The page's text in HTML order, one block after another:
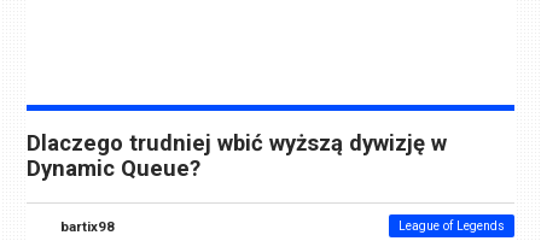
Dlaczego trudniej wbić wyższą dywizję w
Dynamic Queue?
bartix98 League of Legends